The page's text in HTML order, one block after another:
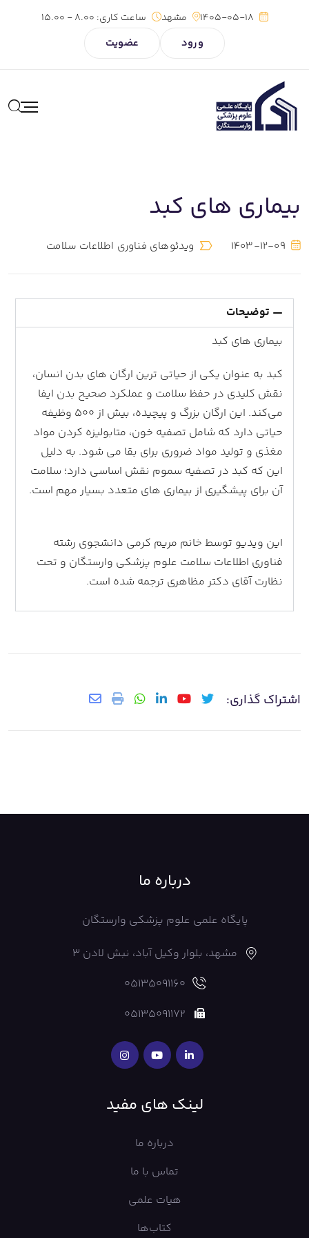
1405-05-18 مشهد ساعت کاری:
ورود عضویت
بیماری های کبد
1403-12-09 ویدئوهای فناوری اطلاعات سلامت
توضیحات
بیماری های کبد
کبد به عنوان یکی از حیاتی ‌ترین ارگان ‌های بدن انسان،
نقش‌ کلیدی در حفظ سلامت و عملکرد صحیح بدن ایفا
می‌کند. این ارگان بزرگ و پیچیده، بیش از ۵۰۰ وظیفه
حیاتی دارد که شامل تصفیه خون، متابولیزه کردن مواد
مغذی و تولید مواد ضروری برای بقا می‌ شود. به دلیل
این که کبد در تصفیه سموم نقش اساسی دارد؛ سلامت
آن برای پیشگیری از بیماری ‌های متعدد بسیار مهم است.
این ویدیو توسط خانم مریم کرمی دانشجوی رشته
فناوری اطلاعات سلامت علوم پزشکی وارستگان و تحت
نظارت آقای دکتر مظاهری ترجمه شده است.
اشتراک گذاری:
درباره ما
پایگاه علمی علوم پزشکی وارستگان
مشهد، بلوار وکیل آباد، نبش لادن 3
05135091160
05135091172
لینک های مفید
درباره ما
تماس با ما
هیات علمی
کتاب‌ها